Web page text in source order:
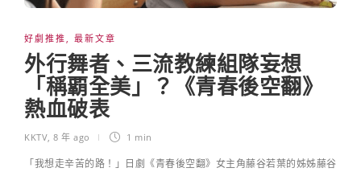
好劇推推 最新文章
外行舞者、三流教練組隊妄想
「稱覇全美」？《青春後空翻》
熱血破表
KKTV 8 年 ago 1 min
「我想走辛苦的路！」日劇《青春後空翻》女主角藤谷若葉的姊姊藤谷